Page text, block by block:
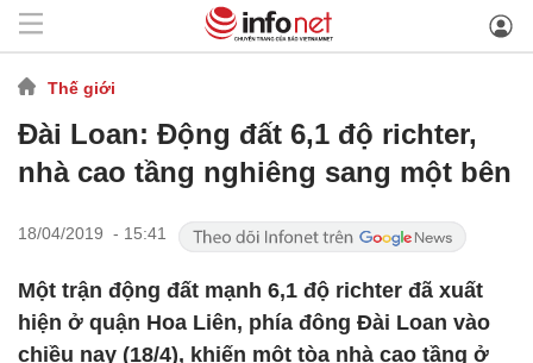
Thế giới
Đài Loan: Động đất 6,1 độ richter,
nhà cao tầng nghiêng sang một bên
18/04/2019 - 15:41
Một trận động đất mạnh 6,1 độ richter đã xuất
hiện ở quận Hoa Liên, phía đông Đài Loan vào
chiều nay (18/4), khiến một tòa nhà cao tầng ở